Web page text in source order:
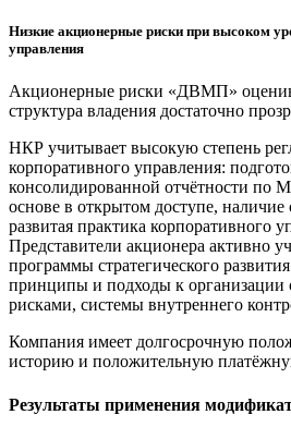
Низкие акционерные риски при высоком
управления
Акционерные риски «ДВМП»
структура владения достаточно
НКР учитывает высокую степень
корпоративного управления:
консолидированной отчётности по
основе в открытом доступе, наличие
развитая практика корпоративного
Представители акционера активно
программы стратегического
принципы и подходы к организации
рисками, системы внутреннего
Компания имеет долгосрочную
историю и положительную
Результаты применения